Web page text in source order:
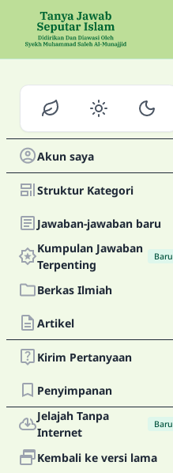
Akun saya
Struktur Kategori
Jawaban-jawaban baru
Kumpulan Jawaban
Terpenting
Baru
Berkas Ilmiah
Artikel
Kirim Pertanyaan
Penyimpanan
Jelajah Tanpa
Internet
Baru
Kembali ke versi lama